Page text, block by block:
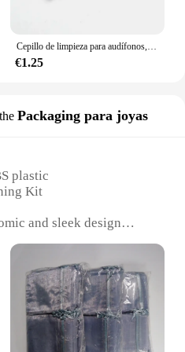
Cepillo de limpieza para audífonos, limpiador de ventilación, alambre de limpieza con imán y bucle de cera, 1-8 unidades por juego
€1.25
Packaging para joyas
plastic
Kit
and sleek design
Advanced sonic
a toothbrush,
case